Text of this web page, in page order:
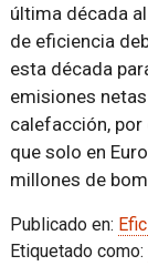
última década
de eficiencia
esta década
emisiones
calefacción,
que solo en
millones de
Publicado en:
Etiquetado como: